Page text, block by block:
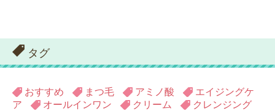
タグ
おすすめ まつ毛 アミノ酸
エイジングケ
ア
オールインワン クリーム
クレンジング